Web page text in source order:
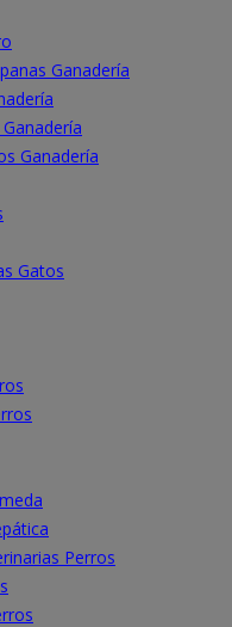
Ganadería
Ganadería
Gatos
Perros